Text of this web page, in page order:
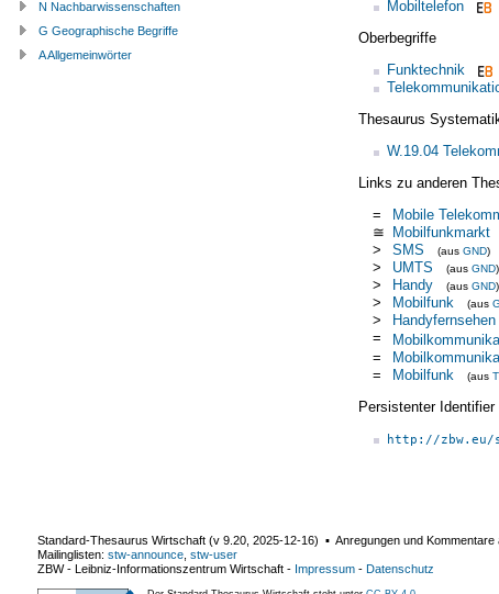
Mobiltelefon
Oberbegriffe
Funktechnik
Thesaurus
W.19.04
Links zu anderen
=
Mobile
≅ Mobilfunkmarkt
> SMS (aus GND)
> UMTS (aus GND)
> Handy (aus GND)
> Mobilfunk (aus
> Handyfernsehen
=
=
= Mobilfunk (aus
Persistenter
http://zbw.eu/
N Nachbarwissenschaften
G Geographische Begriffe
A Allgemeinwörter
Standard-Thesaurus Wirtschaft (v 9.20 2025-12-16) ▪ Anregungen und Kommentare
Mailinglisten: stw-announce stw-user
ZBW - Leibniz-Informationszentrum Wirtschaft - Impressum - Datenschutz